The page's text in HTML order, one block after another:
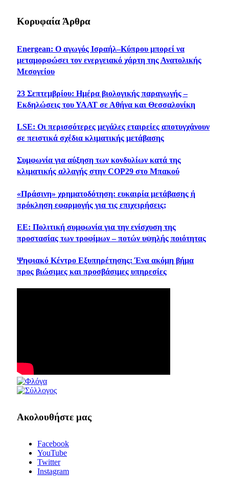
Κορυφαία Άρθρα
Energean: Ο αγωγός Ισραήλ–Κύπρου μπορεί να
μεταμορφώσει τον ενεργειακό χάρτη της Ανατολικής
Μεσογείου
23 Σεπτεμβρίου: Ημέρα βιολογικής παραγωγής –
Εκδηλώσεις του ΥΑΑΤ σε Αθήνα και Θεσσαλονίκη
LSE: Οι περισσότερες μεγάλες εταιρείες αποτυγχάνουν
σε πειστικά σχέδια κλιματικής μετάβασης
Συμφωνία για αύξηση των κονδυλίων κατά της
κλιματικής αλλαγής στην COP29 στο Μπακού
«Πράσινη» χρηματοδότηση: ευκαιρία μετάβασης ή
πρόκληση εφαρμογής για τις επιχειρήσεις;
ΕΕ: Πολιτική συμφωνία για την ενίσχυση της
προστασίας των τροφίμων – ποτών υψηλής ποιότητας
Ψηφιακό Κέντρο Εξυπηρέτησης: Ένα ακόμη βήμα
προς βιώσιμες και προσβάσιμες υπηρεσίες
Ακολουθήστε μας
Facebook
YouTube
Twitter
Instagram